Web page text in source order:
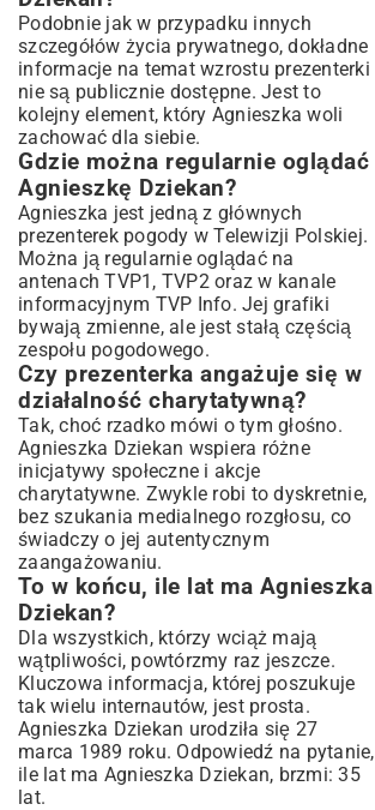
Podobnie jak w przypadku innych
szczegółów życia prywatnego, dokładne
informacje na temat wzrostu prezenterki
nie są publicznie dostępne. Jest to
kolejny element, który Agnieszka woli
zachować dla siebie.
Gdzie można regularnie oglądać
Agnieszkę Dziekan?
Agnieszka jest jedną z głównych
prezenterek pogody w Telewizji Polskiej.
Można ją regularnie oglądać na
antenach TVP1, TVP2 oraz w kanale
informacyjnym TVP Info. Jej grafiki
bywają zmienne, ale jest stałą częścią
zespołu pogodowego.
Czy prezenterka angażuje się w
działalność charytatywną?
Tak, choć rzadko mówi o tym głośno.
Agnieszka Dziekan wspiera różne
inicjatywy społeczne i akcje
charytatywne. Zwykle robi to dyskretnie,
bez szukania medialnego rozgłosu, co
świadczy o jej autentycznym
zaangażowaniu.
To w końcu, ile lat ma Agnieszka
Dziekan?
Dla wszystkich, którzy wciąż mają
wątpliwości, powtórzmy raz jeszcze.
Kluczowa informacja, której poszukuje
tak wielu internautów, jest prosta.
Agnieszka Dziekan urodziła się 27
marca 1989 roku. Odpowiedź na pytanie,
ile lat ma Agnieszka Dziekan, brzmi: 35
lat.